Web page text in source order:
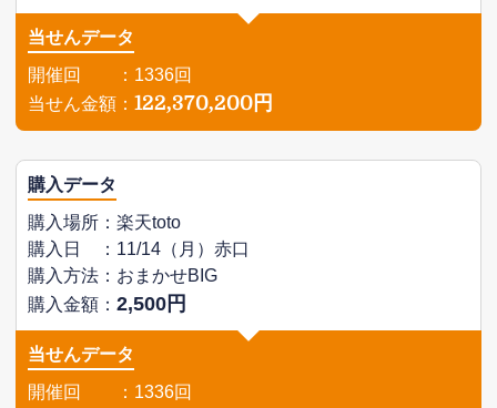
当せんデータ
開催回 ：1336回
当せん金額： 122,370,200円
購入データ
購入場所：楽天toto
購入日 ：11/14（月）赤口
購入方法：おまかせBIG
購入金額： 2,500円
当せんデータ
開催回 ：1336回